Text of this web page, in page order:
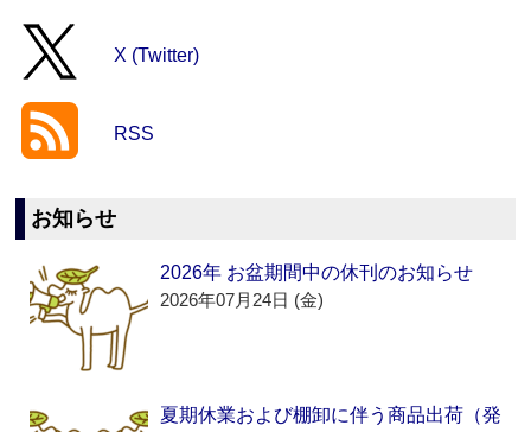
X (Twitter)
RSS
お知らせ
2026年 お盆期間中の休刊のお知らせ
2026年07月24日 (金)
夏期休業および棚卸に伴う商品出荷（発